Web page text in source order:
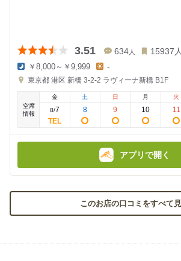
3.51 634人 15937 人
夜
の
￥8,000～￥9,999
の
-
東京都 港区 新橋 3-2-2 ラヴィーナ新橋 B1F
空席
情報
金
8/7
土
8
日
9
月
10
火
11
アプリで開く
このお店の口コミをすべて